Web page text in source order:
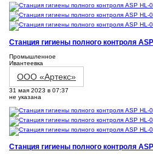
Станция гигиены полного контроля
Промышленное
Ивантеевка
ООО «Артекс»
31 мая 2023 в 07:37
не указана
Станция гигиены полного контроля